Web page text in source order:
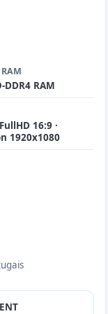
DDR4 RAM
16:9 ·
1920x1080